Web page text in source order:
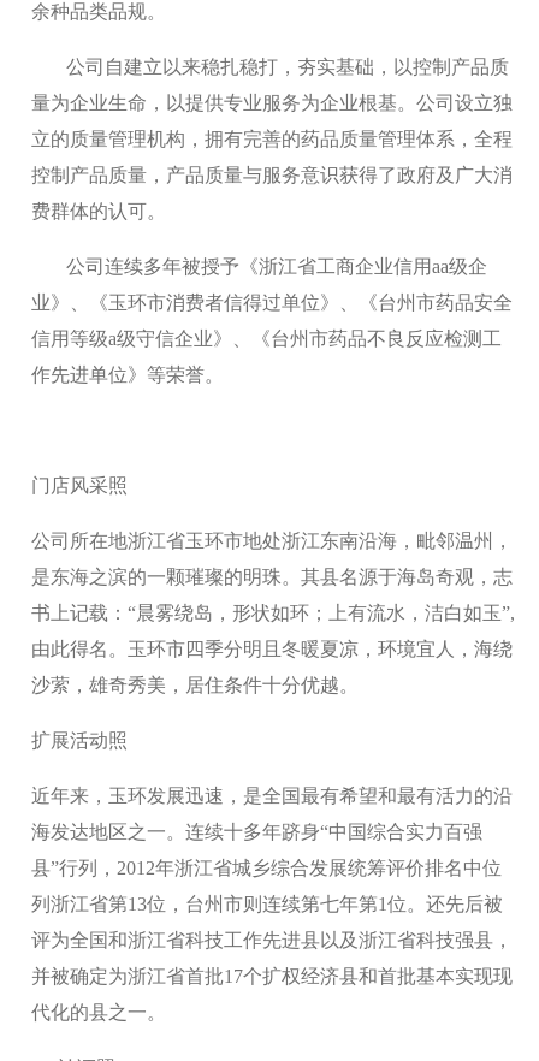
余种品类品规。
公司自建立以来稳扎稳打，夯实基础，以控制产品质
量为企业生命，以提供专业服务为企业根基。公司设立独
立的质量管理机构，拥有完善的药品质量管理体系，全程
控制产品质量，产品质量与服务意识获得了政府及广大消
费群体的认可。
公司连续多年被授予《浙江省工商企业信用aa级企
业》、《玉环市消费者信得过单位》、《台州市药品安全
信用等级a级守信企业》、《台州市药品不良反应检测工
作先进单位》等荣誉。
门店风采照
公司所在地浙江省玉环市地处浙江东南沿海，毗邻温州，
是东海之滨的一颗璀璨的明珠。其县名源于海岛奇观，志
书上记载：“晨雾绕岛，形状如环；上有流水，洁白如玉”,
由此得名。玉环市四季分明且冬暖夏凉，环境宜人，海绕
沙萦，雄奇秀美，居住条件十分优越。
扩展活动照
近年来，玉环发展迅速，是全国最有希望和最有活力的沿
海发达地区之一。连续十多年跻身“中国综合实力百强
县”行列，2012年浙江省城乡综合发展统筹评价排名中位
列浙江省第13位，台州市则连续第七年第1位。还先后被
评为全国和浙江省科技工作先进县以及浙江省科技强县，
并被确定为浙江省首批17个扩权经济县和首批基本实现现
代化的县之一。